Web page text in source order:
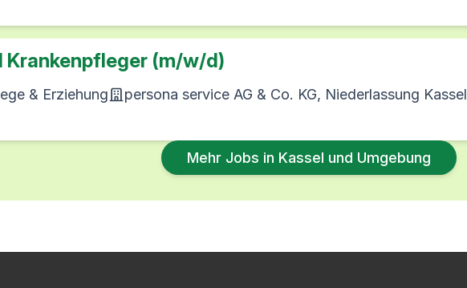
Krankenpfleger (m/w/d)
& Erziehung persona service AG & Co. KG, Niederlassung Kassel
Mehr Jobs in Kassel und Umgebung